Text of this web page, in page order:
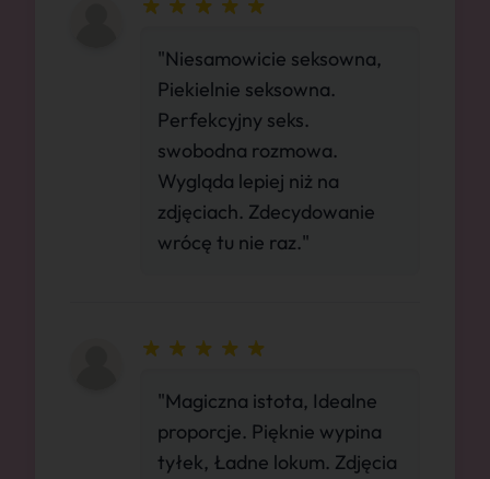
"Niesamowicie seksowna,
Piekielnie seksowna.
Perfekcyjny seks.
swobodna rozmowa.
Wygląda lepiej niż na
zdjęciach. Zdecydowanie
wrócę tu nie raz."
"Magiczna istota, Idealne
proporcje. Pięknie wypina
tyłek, Ładne lokum. Zdjęcia